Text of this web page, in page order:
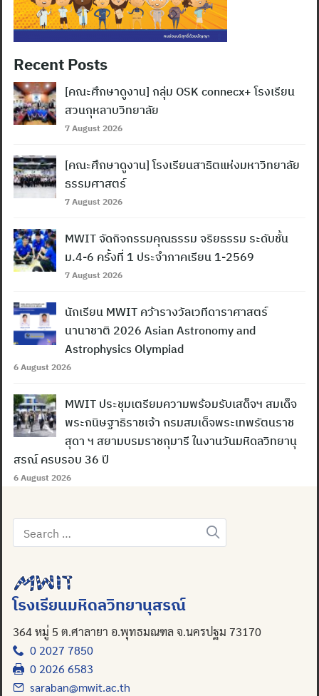
Recent Posts
[คณะศึกษาดูงาน] กลุ่ม OSK connecx+ โรงเรียน
สวนกุหลาบวิทยาลัย
7 August 2026
[คณะศึกษาดูงาน] โรงเรียนสาธิตแห่งมหาวิทยาลัย
ธรรมศาสตร์
7 August 2026
MWIT จัดกิจกรรมคุณธรรม จริยธรรม ระดับชั้น
ม.4-6 ครั้งที่ 1 ประจำภาคเรียน 1-2569
7 August 2026
นักเรียน MWIT คว้ารางวัลเวทีดาราศาสตร์
นานาชาติ 2026 Asian Astronomy and
Astrophysics Olympiad
6 August 2026
MWIT ประชุมเตรียมความพร้อมรับเสด็จฯ สมเด็จ
พระกนิษฐาธิราชเจ้า กรมสมเด็จพระเทพรัตนราช
สุดา ฯ สยามบรมราชกุมารี ในงานวันมหิดลวิทยานุ
สรณ์ ครบรอบ 36 ปี
6 August 2026
Search
for:
โรงเรียนมหิดลวิทยานุสรณ์
364 หมู่ 5 ต.ศาลายา อ.พุทธมณฑล จ.นครปฐม 73170
0 2027 7850
0 2026 6583
saraban@mwit.ac.th